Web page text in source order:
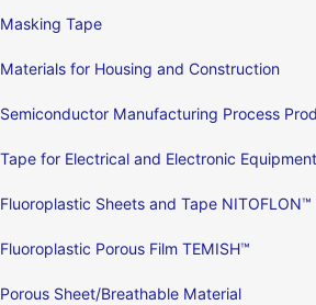
Masking Tape
Materials for Housing and Construction
Semiconductor Manufacturing Process
Tape for Electrical and Electronic Equipment
Fluoroplastic Sheets and Tape NITOFLON™
Fluoroplastic Porous Film TEMISH™
Porous Sheet/Breathable Material